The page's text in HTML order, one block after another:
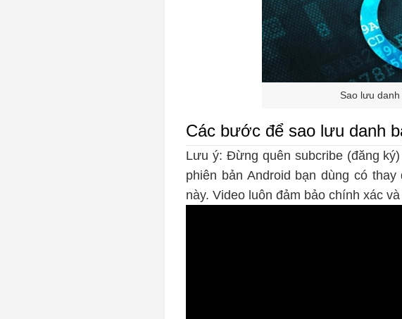
Sao lưu
Các bước để sao lưu danh
Lưu ý: Đừng quên subcribe (đăng
phiên bản Android bạn dùng có
này. Video luôn đảm bảo chính xác